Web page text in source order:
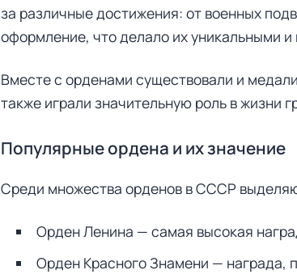
за различные достижения: от военных
оформление, что делало их уникальными
Вместе с орденами существовали и
также играли значительную роль в жизни
Популярные ордена и их значение
Среди множества орденов в СССР
Орден Ленина — самая высокая
Орден Красного Знамени — награда,
й
и